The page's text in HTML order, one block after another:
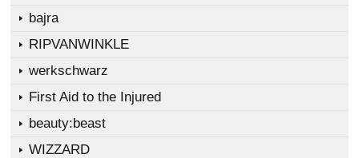
bajra
RIPVANWINKLE
werkschwarz
First Aid to the Injured
beauty:beast
WIZZARD